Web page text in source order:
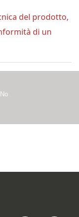
del prodotto,
di un
No